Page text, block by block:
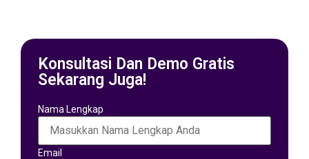
Konsultasi Dan Demo Gratis
Sekarang Juga!
Nama Lengkap
Email